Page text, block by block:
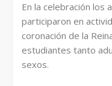
En la celebración los
participaron en
coronación de la
estudiantes tanto
sexos.